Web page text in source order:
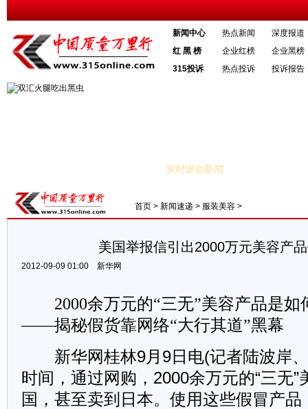
新闻中心 热点新闻
深度报道
红 黑 榜
企业红榜
企业黑榜
315投诉
热点投诉 投诉报告
实时滚动新闻
虫事件”当事人称将通过法律维权 河南消费者王女士致双汇发言人的
首页 > 新闻速递 > 服装美容 >
美国举报信引出2000万元美容产
2012-09-09 01:00 新华网
2000余万元的“三无”美容产品是
——揭秘假货靠网络“大行其道”黑幕
新华网桂林9月9日电(记者陆波岸、
时间，通过网购，2000余万元的“三无
国，甚至卖到日本。使用这些假冒产